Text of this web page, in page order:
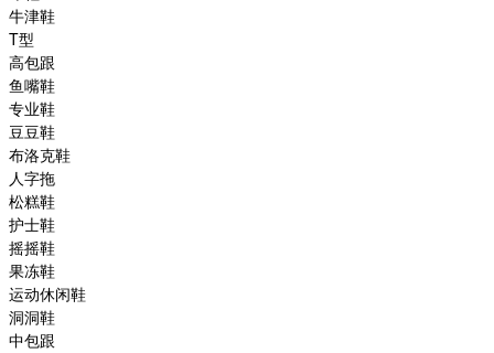
牛津鞋
T型
高包跟
鱼嘴鞋
专业鞋
豆豆鞋
布洛克鞋
人字拖
松糕鞋
护士鞋
摇摇鞋
果冻鞋
运动休闲鞋
洞洞鞋
中包跟